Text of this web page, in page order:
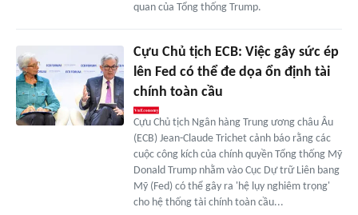
quan của Tổng thống Trump.
Cựu Chủ tịch ECB: Việc gây sức ép
lên Fed có thể đe dọa ổn định tài
chính toàn cầu
Cựu Chủ tịch Ngân hàng Trung ương châu Âu
(ECB) Jean-Claude Trichet cảnh báo rằng các
cuộc công kích của chính quyền Tổng thống Mỹ
Donald Trump nhằm vào Cục Dự trữ Liên bang
Mỹ (Fed) có thể gây ra 'hệ lụy nghiêm trọng'
cho hệ thống tài chính toàn cầu...